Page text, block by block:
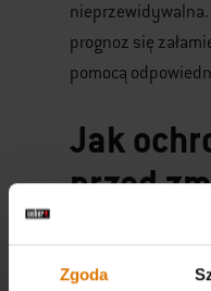
Zgoda
prognoz się
pomocą
Jak
przed
Aby skutecznie